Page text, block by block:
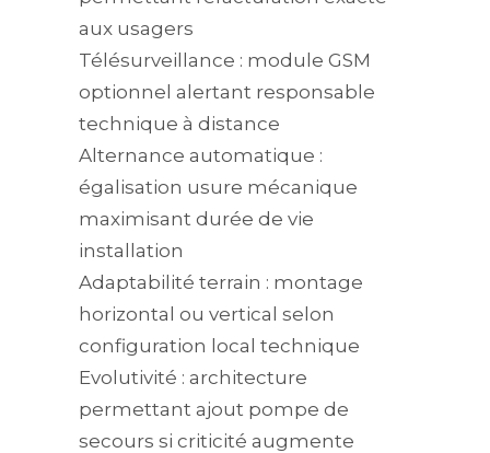
aux usagers
Télésurveillance : module GSM
optionnel alertant responsable
technique à distance
Alternance automatique :
égalisation usure mécanique
maximisant durée de vie
installation
Adaptabilité terrain : montage
horizontal ou vertical selon
configuration local technique
Evolutivité : architecture
permettant ajout pompe de
secours si criticité augmente